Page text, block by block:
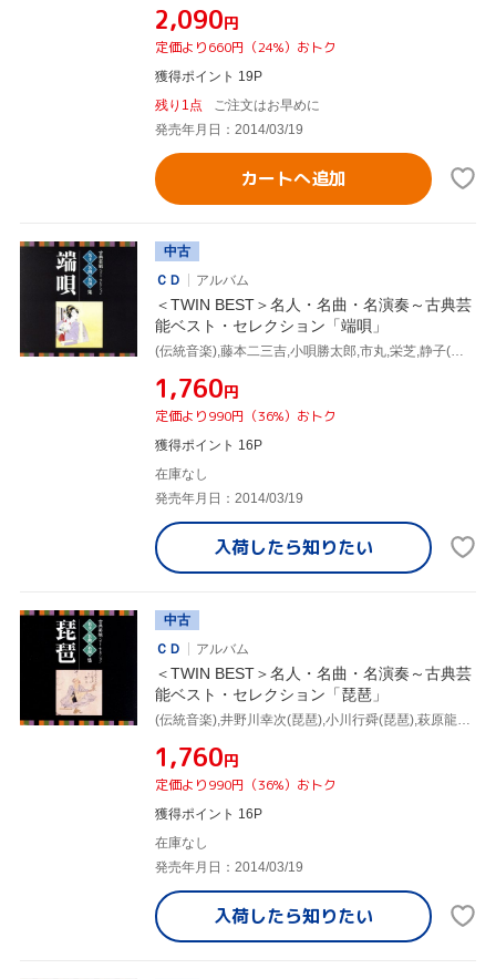
¥2,090円
定価より660円（24%）おトク
獲得ポイント 19P
残り1点
ご注文はお早めに
発売年月日：2014/03/19
カートへ追加
中古
ＣＤ
アルバム
＜TWIN BEST＞名人・名曲・名演奏～古典芸
能ベスト・セレクション「端唄」
(伝統音楽),藤本二三吉,小唄勝太郎,市丸,栄芝,静子(三味線),豊藤(三味線),本條秀太郎(三味線)
¥1,760円
定価より990円（36%）おトク
獲得ポイント 16P
在庫なし
発売年月日：2014/03/19
入荷したら知りたい
中古
ＣＤ
アルバム
＜TWIN BEST＞名人・名曲・名演奏～古典芸
能ベスト・セレクション「琵琶」
¥1,760円
定価より990円（36%）おトク
獲得ポイント 16P
在庫なし
発売年月日：2014/03/19
入荷したら知りたい